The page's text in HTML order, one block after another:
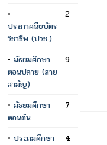
•
ประกาศนียบัตร
วิชาชีพ (ปวช.)
2
• มัธยมศึกษา
ตอนปลาย (สาย
สามัญ)
9
• มัธยมศึกษา
ตอนต้น
7
• ประถมศึกษา
4